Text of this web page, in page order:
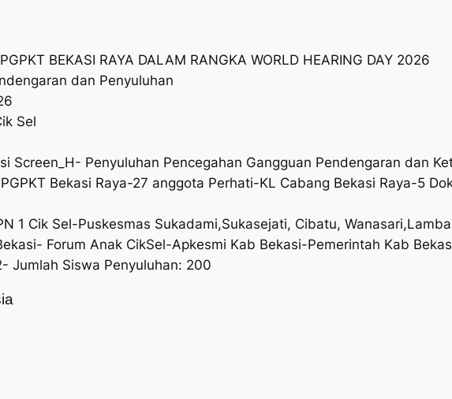
BEKASI RAYA DALAM RANGKA WORLD HEARING DAY 2026
dan Penyuluhan
Sel
Screen_H- Penyuluhan Pencegahan Gangguan Pendengaran dan
Bekasi Raya-27 anggota Perhati-KL Cabang Bekasi Raya-5
1 Cik Sel-Puskesmas Sukadami,Sukasejati, Cibatu,
Forum Anak CikSel-Apkesmi Kab Bekasi-Pemerintah Kab
Jumlah Siswa Penyuluhan: 200